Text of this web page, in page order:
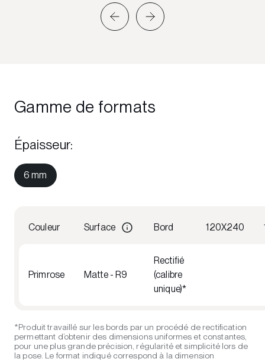
Gamme de formats
Épaisseur:
6 mm
Couleur Surface Bord 120X240
Primrose Matte - R9
Rectifié
(calibre
unique)*
*Produit travaillé sur les bords par un procédé de rectification
permettant d’obtenir des dimensions uniformes et constantes,
pour une plus grande précision, régularité et simplicité lors de
la pose. Le format indiqué correspond à la dimension